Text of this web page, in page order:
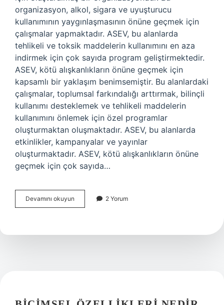
organizasyon, alkol, sigara ve uyuşturucu
kullanımının yaygınlaşmasının önüne geçmek için
çalışmalar yapmaktadır. ASEV, bu alanlarda
tehlikeli ve toksik maddelerin kullanımını en aza
indirmek için çok sayıda program geliştirmektedir.
ASEV, kötü alışkanlıkların önüne geçmek için
kapsamlı bir yaklaşım benimsemiştir. Bu alanlardaki
çalışmalar, toplumsal farkındalığı arttırmak, bilinçli
kullanımı desteklemek ve tehlikeli maddelerin
kullanımını önlemek için özel programlar
oluşturmaktan oluşmaktadır. ASEV, bu alanlarda
etkinlikler, kampanyalar ve yayınlar
oluşturmaktadır. ASEV, kötü alışkanlıkların önüne
geçmek için çok sayıda…
Devamını okuyun
ne
2 Yorum